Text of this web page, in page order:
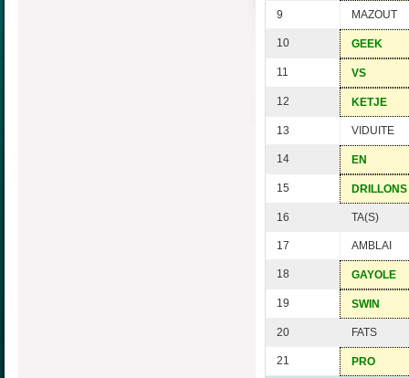
9 MAZOUT
10 GEEK
11 VS
12 KETJE
13 VIDUITE
14 EN
15 DRILLONS
16 TA(S)
17 AMBLAI
18 GAYOLE
19 SWIN
20 FATS
21 PRO